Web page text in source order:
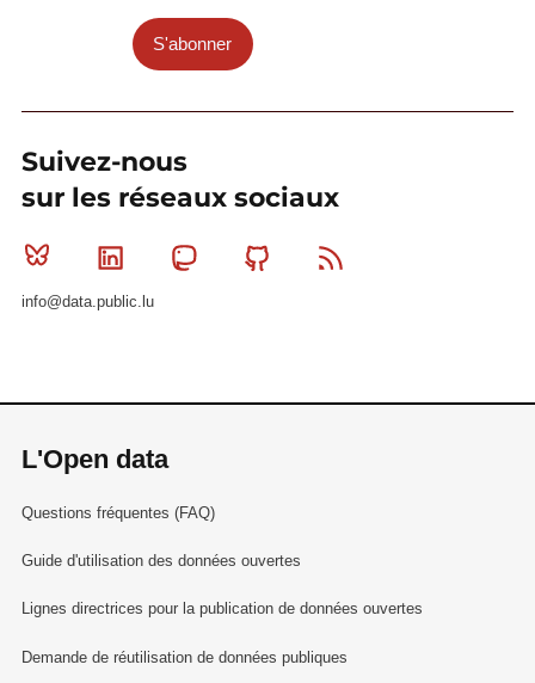
S'abonner
Suivez-nous
sur les réseaux sociaux
Bluesky Linkedin MastodonGithub
info@data.public.lu
L'Open data
Questions fréquentes (FAQ)
Guide d'utilisation des données ouvertes
Lignes directrices pour la publication de données ouvertes
Demande de réutilisation de données publiques